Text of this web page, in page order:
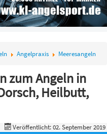
Angelpraxis Meeresangeln
zum Angeln in
Heilbutt,
Veröffentlicht: 02. September 2019